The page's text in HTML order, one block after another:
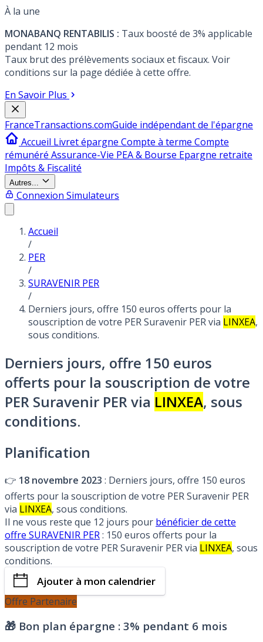
À la une
MONABANQ RENTABILIS : Taux boosté de 3% applicable
pendant 12 mois
Taux brut des prélèvements sociaux et fiscaux. Voir
conditions sur la page dédiée à cette offre.
En Savoir Plus
FranceTransactions.comGuide indépendant de l'épargne
Accueil Livret épargne Compte à terme Compte
rémunéré Assurance-Vie PEA & Bourse Epargne retraite
Impôts & Fiscalité
Autres...
Connexion Simulateurs
Accueil
/
PER
/
SURAVENIR PER
/
Derniers jours, offre 150 euros offerts pour la
souscription de votre PER Suravenir PER via LINXEA,
sous conditions.
Derniers jours, offre 150 euros
offerts pour la souscription de votre
PER Suravenir PER via LINXEA, sous
conditions.
Planification
👉 18 novembre 2023 : Derniers jours, offre 150 euros
offerts pour la souscription de votre PER Suravenir PER
via LINXEA, sous conditions.
Il ne vous reste que 12 jours pour bénéficier de cette
offre SURAVENIR PER: 150 euros offerts pour la
souscription de votre PER Suravenir PER via LINXEA, sous
conditions.
Ajouter à mon calendrier
Offre Partenaire
🎁 Bon plan épargne : 3% pendant 6 mois